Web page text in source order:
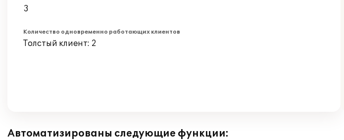
3
Количество одновременно работающих клиентов
Толстый клиент: 2
Автоматизированы следующие функции: